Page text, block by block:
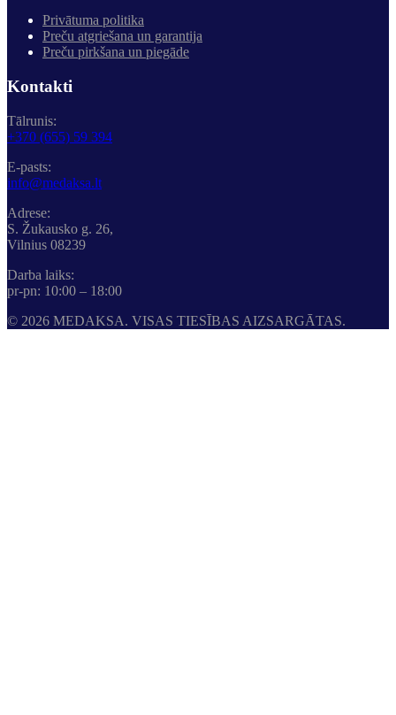
Privātuma politika
Preču atgriešana un garantija
Preču pirkšana un piegāde
Kontakti
Tālrunis:
+370 (655) 59 394
E-pasts:
info@medaksa.lt
Adrese:
S. Žukausko g. 26,
Vilnius 08239
Darba laiks:
pr-pn: 10:00 – 18:00
© 2026 MEDAKSA. VISAS TIESĪBAS AIZSARGĀTAS.